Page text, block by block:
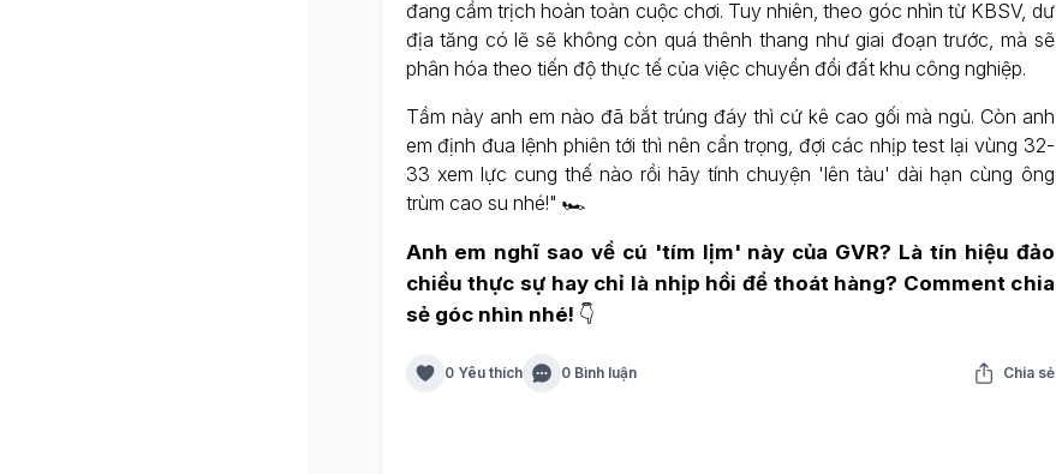
đang cầm trịch hoàn toàn cuộc chơi. Tuy nhiên, theo góc nhìn từ KBSV, dư
địa tăng có lẽ sẽ không còn quá thênh thang như giai đoạn trước, mà sẽ
phân hóa theo tiến độ thực tế của việc chuyển đổi đất khu công nghiệp.
Tầm này anh em nào đã bắt trúng đáy thì cứ kê cao gối mà ngủ. Còn anh
em định đua lệnh phiên tới thì nên cẩn trọng, đợi các nhịp test lại vùng 32-
33 xem lực cung thế nào rồi hãy tính chuyện 'lên tàu' dài hạn cùng ông
trùm cao su nhé!" 🏎️
Anh em nghĩ sao về cú 'tím lịm' này của GVR? Là tín hiệu đảo
chiều thực sự hay chỉ là nhịp hồi để thoát hàng? Comment chia
sẻ góc nhìn nhé! 👇
0 Yêu thích 0 Bình luận Chia sẻ